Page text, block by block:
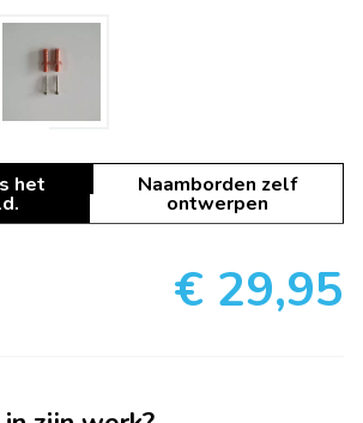
het Naamborden zelf
ontwerpen
€ 29,95